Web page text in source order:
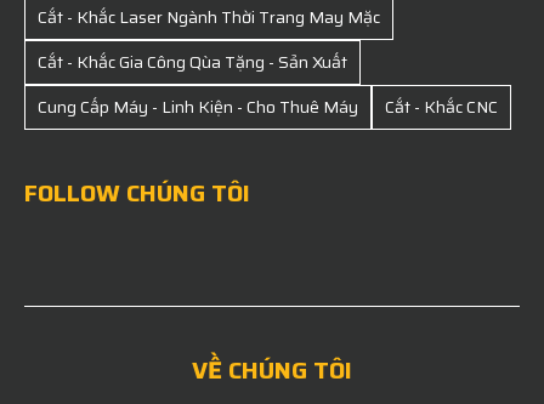
Cắt - Khắc Laser Ngành Thời Trang May Mặc
Cắt - Khắc Gia Công Qùa Tặng - Sản Xuất
Cung Cấp Máy - Linh Kiện - Cho Thuê Máy
Cắt - Khắc CNC
FOLLOW CHÚNG TÔI
VỀ CHÚNG TÔI